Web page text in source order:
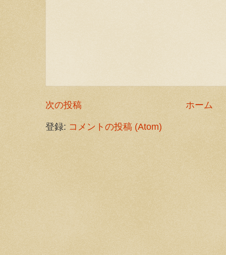
次の投稿 ホーム
登録: コメントの投稿 (Atom)